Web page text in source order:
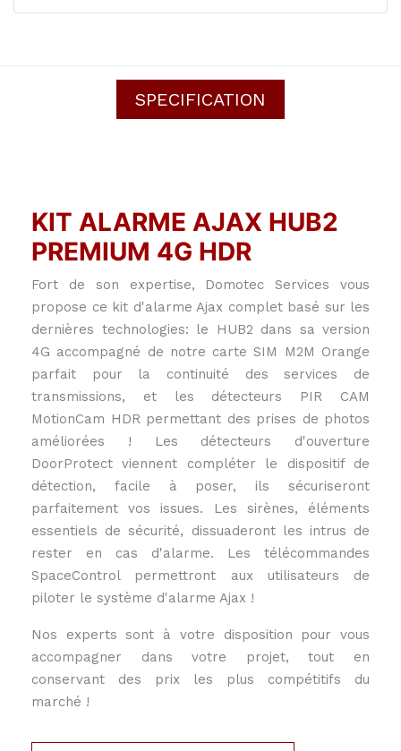
SPECIFICATION
KIT ALARME AJAX HUB2
PREMIUM 4G HDR
Fort de son expertise, Domotec Services vous
propose ce kit d'alarme Ajax complet basé sur les
dernières technologies: le HUB2 dans sa version
4G accompagné de notre carte SIM M2M Orange
parfait pour la continuité des services de
transmissions, et les détecteurs PIR CAM
MotionCam HDR permettant des prises de photos
améliorées ! Les détecteurs d'ouverture
DoorProtect viennent compléter le dispositif de
détection, facile à poser, ils sécuriseront
parfaitement vos issues. Les sirènes, éléments
essentiels de sécurité, dissuaderont les intrus de
rester en cas d'alarme. Les télécommandes
SpaceControl permettront aux utilisateurs de
piloter le système d'alarme Ajax !
Nos experts sont à votre disposition pour vous
accompagner dans votre projet, tout en
conservant des prix les plus compétitifs du
marché !